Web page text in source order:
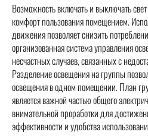
Возможность включать и выключать
комфорт пользования помещением.
движения позволяет снизить
организованная система управления
несчастных случаев, связанных с
Разделение освещения на группы
освещения в одном помещении. План
является важной частью общего
внимательной проработки для
эффективности и удобства